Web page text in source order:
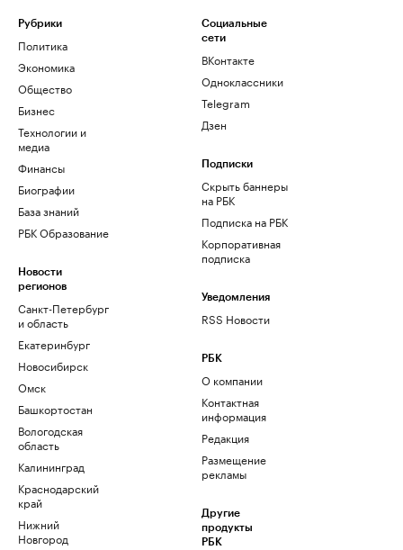
Рубрики
Политика
Экономика
Общество
Бизнес
Технологии и
медиа
Финансы
Биографии
База знаний
РБК Образование
Новости
регионов
Санкт-Петербург
и область
Екатеринбург
Новосибирск
Омск
Башкортостан
Вологодская
область
Калининград
Краснодарский
край
Нижний
Новгород
Социальные
сети
ВКонтакте
Одноклассники
Telegram
Дзен
Подписки
Скрыть баннеры
на РБК
Подписка на РБК
Корпоративная
подписка
Уведомления
RSS Новости
РБК
О компании
Контактная
информация
Редакция
Размещение
рекламы
Другие
продукты
РБК